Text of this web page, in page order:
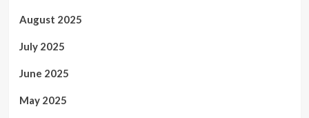
August 2025
July 2025
June 2025
May 2025